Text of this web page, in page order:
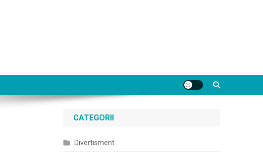
CATEGORII
Divertisment